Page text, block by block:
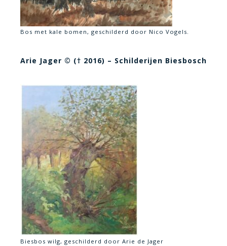
Bos met kale bomen, geschilderd door Nico Vogels.
Arie Jager © († 2016) – Schilderijen Biesbosch
Biesbos wilg, geschilderd door Arie de Jager